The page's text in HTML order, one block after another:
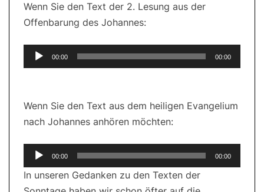
Wenn Sie den Text der 2. Lesung aus der
Offenbarung des Johannes:
Audio-
Player
00:00 00:00
Wenn Sie den Text aus dem heiligen Evangelium
nach Johannes anhören möchten:
Audio-
Player
00:00 00:00
In unseren Gedanken zu den Texten der